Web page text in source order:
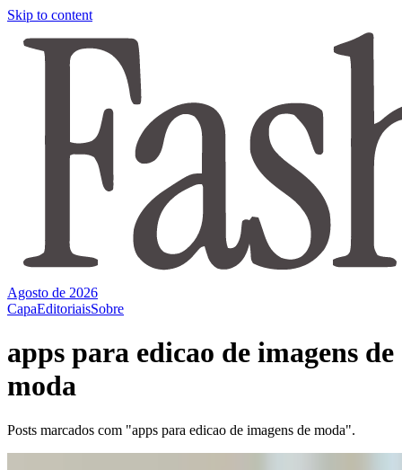
Skip to content
Agosto de 2026
CapaEditoriaisSobre
apps para edicao de imagens de
moda
Posts marcados com "apps para edicao de imagens de moda".